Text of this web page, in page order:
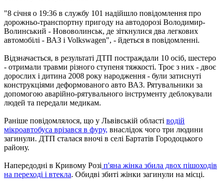
"8 січня о 19:36 в службу 101 надійшло повідомлення про
дорожньо-транспортну пригоду на автодорозі Володимир-
Волинський - Нововолинськ, де зіткнулися два легкових
автомобілі - ВАЗ і Volkswagen", - йдеться в повідомленні.
Відзначається, в результаті ДТП постраждали 10 осіб, шестеро
- отримали травми різного ступеня тяжкості. Троє з них - двоє
дорослих і дитина 2008 року народження - були затиснуті
конструкціями деформованого авто ВАЗ. Рятувальники за
допомогою аварійно-рятувального інструменту деблокували
людей та передали медикам.
Раніше повідомлялося, що у Львівській області водій
мікроавтобуса врізався в фуру, внаслідок чого три людини
загинули. ДТП сталася вночі в селі Бартатів Городоцького
району.
Напередодні в Кривому Розі п'яна жінка збила двох пішоходів
на переході і втекла. Обидві збиті жінки загинули на місці.